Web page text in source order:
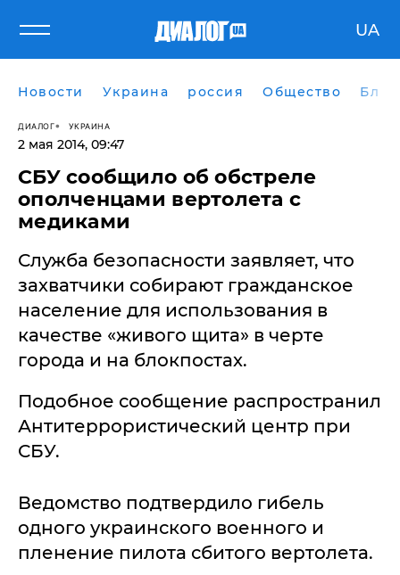
UA
Новости Украина россия Общество
ДИАЛОГ УКРАИНА
2 мая 2014, 09:47
​СБУ сообщило об обстреле
ополченцами вертолета с
медиками
Служба безопасности заявляет, что
захватчики собирают гражданское
население для использования в
качестве «живого щита» в черте
города и на блокпостах.
Подобное сообщение распространил
Антитеррористический центр при
СБУ.
Ведомство подтвердило гибель
одного украинского военного и
пленение пилота сбитого вертолета.